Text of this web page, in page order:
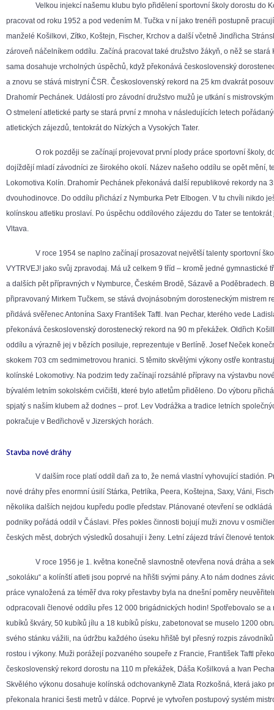
Velkou injekcí našemu klubu bylo přidělení sportovní školy dorostu do
pracovat od roku 1952 a pod vedením M. Tučka v ní jako trenéři postupně
manželé Košilkovi, Zítko, Koštejn, Fischer, Krchov a další včetně Jindřicha
zároveň náčelníkem oddílu. Začíná pracovat také družstvo žákyň, o něž se stará
sama dosahuje vrcholných úspěchů, když překonává československý
a znovu se stává mistryní ČSR. Československý rekord na 25 km dvakrát
Drahomír Pechánek. Událostí pro závodní družstvo mužů je utkání s
O stmelení atletické party se stará první z mnoha v následujících letech
atletických zájezdů, tentokrát do Nízkých a Vysokých Tater.
O rok později se začínají projevovat první plody práce sportovní školy, do
dojíždějí mladí závodníci ze širokého okolí. Název našeho oddílu se opět mění,
Lokomotiva Kolín. Drahomír Pechánek překonává další republikové rekordy na
dvouhodinovce. Do oddílu přichází z Nymburka Petr Elbogen. V tu chvíli nikdo
kolínskou atletiku proslaví. Po úspěchu oddílového zájezdu do Tater se
Vltava.
V roce 1954 se naplno začínají prosazovat největší talenty sportovní
VYTRVEJ! jako svůj zpravodaj. Má už celkem 9 tříd – kromě jedné gymnastické
a dalších pět přípravných v Nymburce, Českém Brodě, Sázavě a Poděbradech.
připravovaný Mirkem Tučkem, se stává dvojnásobným dorosteneckým mistrem
přidává svěřenec Antonína Saxy František Taftl. Ivan Pechar, kterého vede
překonává československý dorostenecký rekord na 90 m překážek. Oldřich
oddílu a výrazně jej v bězích posiluje, reprezentuje v Berlíně. Josef Neček
skokem 703 cm sedmimetrovou hranici. S těmito skvělými výkony ostře
kolínské Lokomotivy. Na podzim tedy začínají rozsáhlé přípravy na výstavbu
bývalém letním sokolském cvičišti, které bylo atletům přiděleno. Do výboru
spjatý s naším klubem až dodnes – prof. Lev Vodrážka a tradice letních
pokračuje v Bedřichově v Jizerských horách.
Stavba nové dráhy
V dalším roce platí oddíl daň za to, že nemá vlastní vyhovující stadión.
nové dráhy přes enormní úsilí Stárka, Petrlíka, Peera, Koštejna, Saxy, Váni,
několika dalších nejdou kupředu podle představ. Plánované otevření se
podniky pořádá oddíl v Čáslavi. Přes pokles činnosti bojují muži znovu v
českých měst, dobrých výsledků dosahují i ženy. Letní zájezd tráví členové
V roce 1956 je 1. května konečně slavnostně otevřena nová dráha a
„sokoláku“ a kolínští atleti jsou poprvé na hřišti svými pány. A to nám dodnes
práce vynaložená za téměř dva roky přestavby byla na dnešní poměry
odpracovali členové oddílu přes 12 000 brigádnických hodin! Spotřebovalo se a
kubíků škváry, 50 kubíků jílu a 18 kubíků písku, zabetonovat se muselo 1200
svého stánku vážili, na údržbu každého úseku hřiště byl přesný rozpis
rostou i výkony. Muži porážejí pozvaného soupeře z Francie, František Taftl
československý rekord dorostu na 110 m překážek, Dáša Košilková a Ivan
Skvělého výkonu dosahuje kolínská odchovankyně Zlata Rozkošná, která jako
překonala hranici šesti metrů v dálce. Poprvé je vytvořen postupový systém